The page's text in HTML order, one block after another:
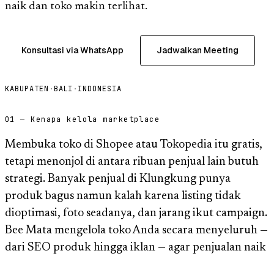
naik dan toko makin terlihat.
Konsultasi via WhatsApp Jadwalkan Meeting
KABUPATEN ·BALI · INDONESIA
01 — Kenapa kelola marketplace
Membuka toko di Shopee atau Tokopedia itu gratis,
tetapi menonjol di antara ribuan penjual lain butuh
strategi. Banyak penjual di Klungkung punya
produk bagus namun kalah karena listing tidak
dioptimasi, foto seadanya, dan jarang ikut campaign.
Bee Mata mengelola toko Anda secara menyeluruh —
dari SEO produk hingga iklan — agar penjualan naik